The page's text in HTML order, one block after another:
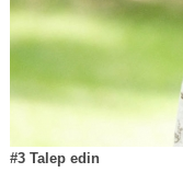
#3 Talep edin